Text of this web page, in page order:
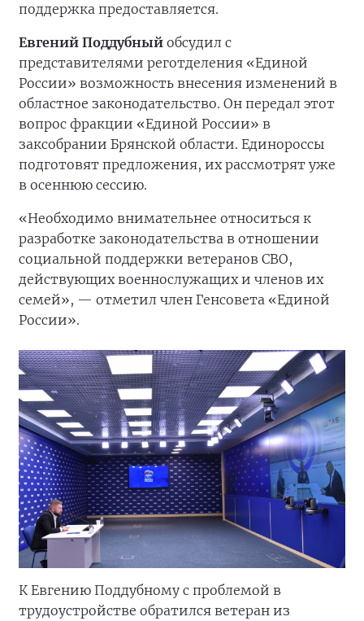
поддержка предоставляется.
Евгений Поддубный обсудил с
представителями реготделения «Единой
России» возможность внесения изменений в
областное законодательство. Он передал этот
вопрос фракции «Единой России» в
заксобрании Брянской области. Единороссы
подготовят предложения, их рассмотрят уже
в осеннюю сессию.
«Необходимо внимательнее относиться к
разработке законодательства в отношении
социальной поддержки ветеранов СВО,
действующих военнослужащих и членов их
семей», — отметил член Генсовета «Единой
России».
К Евгению Поддубному с проблемой в
трудоустройстве обратился ветеран из